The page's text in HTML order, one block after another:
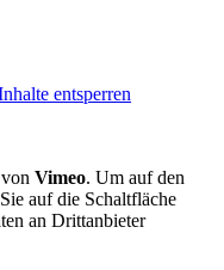
entsperren
Vimeo. Um auf den
auf die Schaltfläche
an Drittanbieter